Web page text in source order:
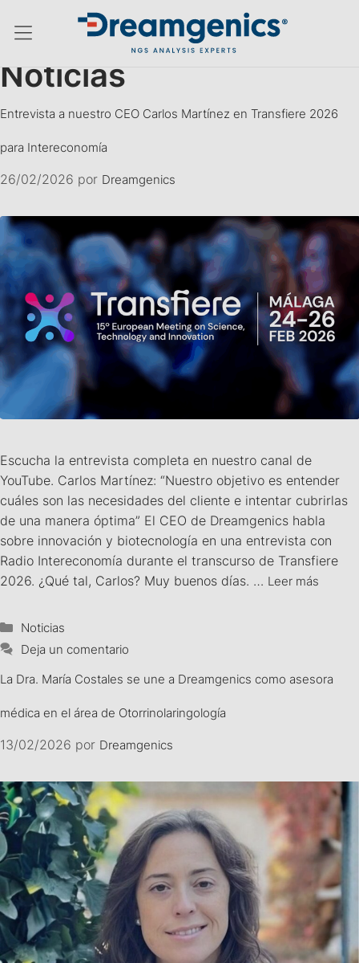
Menú conmutador hamburguesa
Noticias
Entrevista a nuestro CEO Carlos Martínez en Transfiere 2026
para Intereconomía
26/02/2026 por Dreamgenics
Escucha la entrevista completa en nuestro canal de
YouTube. Carlos Martínez: “Nuestro objetivo es entender
cuáles son las necesidades del cliente e intentar cubrirlas
de una manera óptima” El CEO de Dreamgenics habla
sobre innovación y biotecnología en una entrevista con
Radio Intereconomía durante el transcurso de Transfiere
2026. ¿Qué tal, Carlos? Muy buenos días. … Leer más
Noticias
Deja un comentario
La Dra. María Costales se une a Dreamgenics como asesora
médica en el área de Otorrinolaringología
13/02/2026 por Dreamgenics